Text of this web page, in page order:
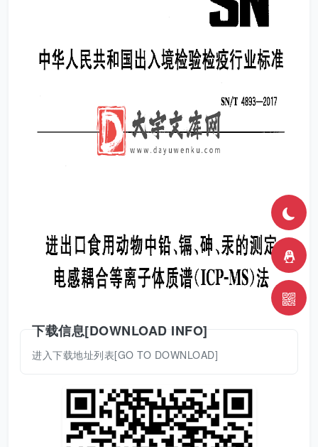
下载信息[DOWNLOAD INFO]
进入下载地址列表[GO TO DOWNLOAD]